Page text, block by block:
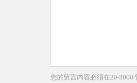
您的留言内容必须在20-8000